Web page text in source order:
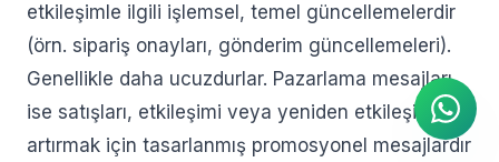
etkileşimle ilgili işlemsel, temel güncellemelerdir
(örn. sipariş onayları, gönderim güncellemeleri).
Genellikle daha ucuzdurlar. Pazarlama mesajları
ise satışları, etkileşimi veya yeniden etkileşimi
artırmak için tasarlanmış promosyonel mesajlardır
AI Ajanı
WhatsApp üzerinden anında
yanıtlar